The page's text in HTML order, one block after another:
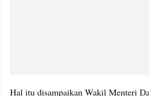
Hal itu disampaikan Wakil Menteri